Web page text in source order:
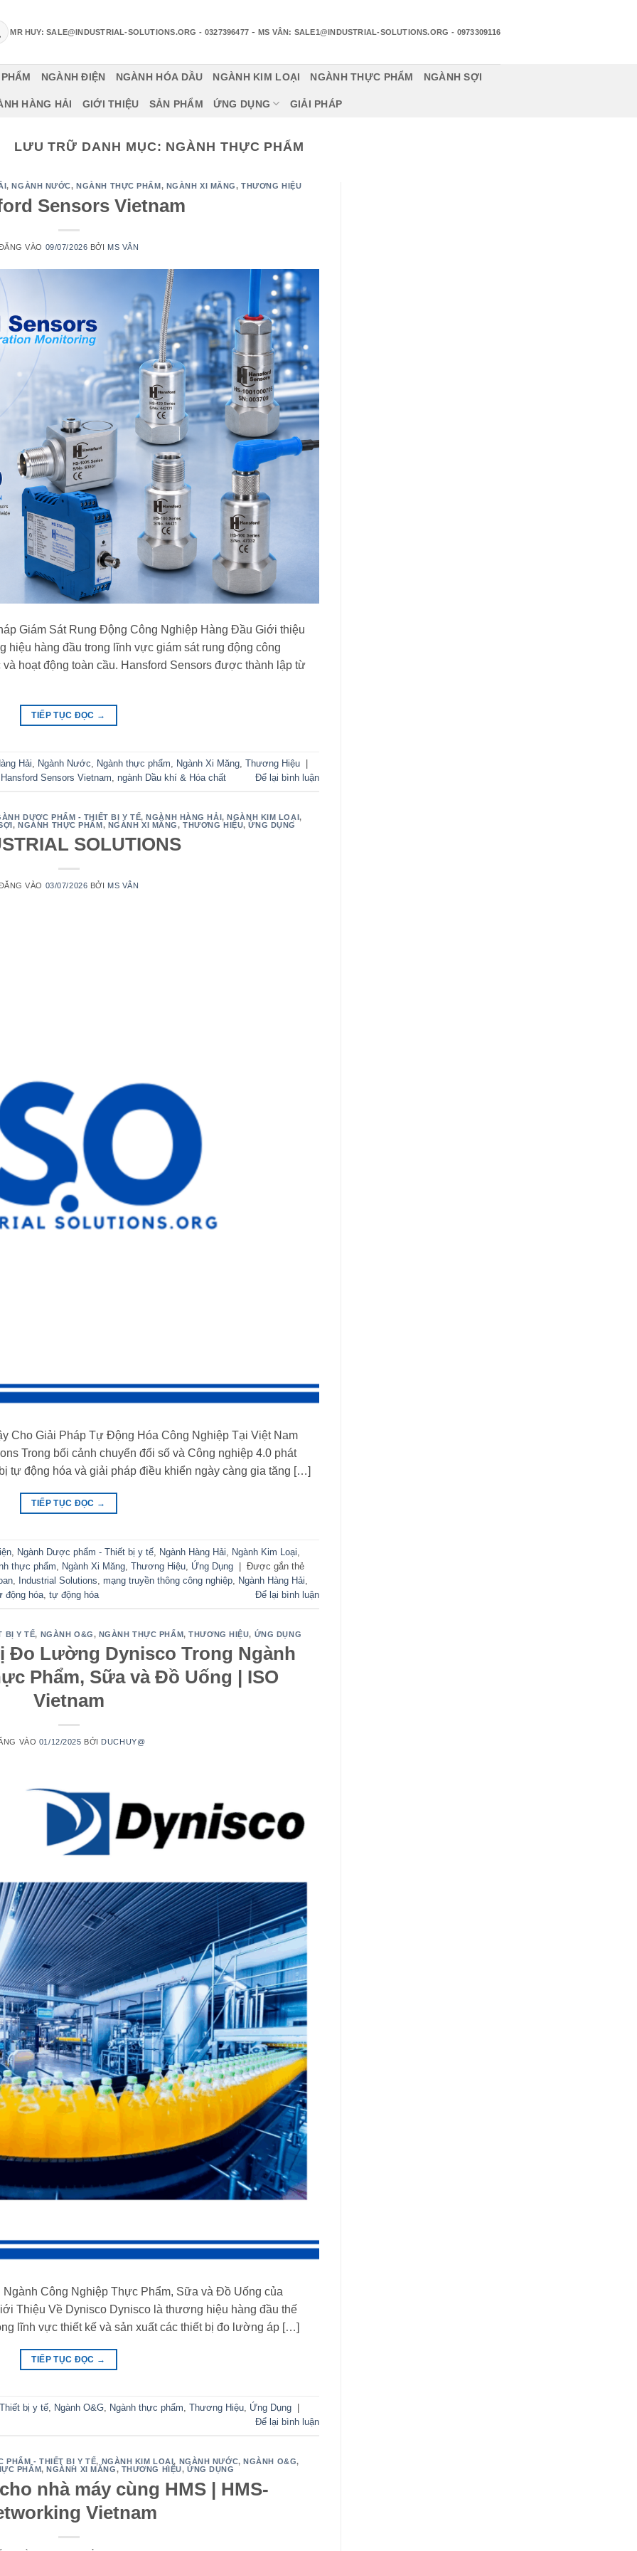
MR HUY: SALE@INDUSTRIAL-SOLUTIONS.ORG - 0327396477 -MS VÂN: SALE1@INDUSTRIAL-SOLUTIONS.ORG - 0973309116
NGÀNH ĐIỆN NGÀNH HÓA DẦU NGÀNH KIM LOẠI NGÀNH THỰC PHẨM NGÀNH SỢI
HÀNG HẢI GIỚI THIỆU SẢN PHẨM ỨNG DỤNG GIẢI PHÁP
LƯU TRỮ DANH MỤC: NGÀNH THỰC PHẨM
,NGÀNH NƯỚC,NGÀNH THỰC PHẨM, NGÀNH XI MĂNG,THƯƠNG HIỆU
Sensors Vietnam
VÀO 09/07/2026 BỞI MS VÂN
Giám Sát Rung Động Công Nghiệp Hàng Đầu Giới thiệu
hiệu hàng đầu trong lĩnh vực giám sát rung động công
hoạt động toàn cầu. Hansford Sensors được thành lập từ
TIẾP TỤC ĐỌC →
Hải, Ngành Nước, Ngành thực phẩm, Ngành Xi Măng, Thương Hiệu
Hansford Sensors Vietnam, ngành Dầu khí & Hóa chất Để lại bình luận
DƯỢC PHẨM - THIẾT BỊ Y TẾ,NGÀNH HÀNG HẢI,NGÀNH KIM LOẠI,
,NGÀNH THỰC PHẨM, NGÀNH XI MĂNG,THƯƠNG HIỆU,ỨNG DỤNG
SOLUTIONS
VÀO 03/07/2026 BỞI MS VÂN
Cho Giải Pháp Tự Động Hóa Công Nghiệp Tại Việt Nam
Trong bối cảnh chuyển đổi số và Công nghiệp 4.0 phát
tự động hóa và giải pháp điều khiển ngày càng gia tăng […]
TIẾP TỤC ĐỌC →
Ngành Dược phẩm - Thiết bị y tế Ngành Hàng Hải Ngành Kim Loại
thực phẩm
Ngành Xi Măng Thương Hiệu Ứng Dụng
Được gắn thẻ
Industrial Solutions mạng truyền thông công nghiệp Ngành Hàng Hải
động hóa tự động hóa Để lại bình luận
BỊ Y TẾ, NGÀNH O&G, NGÀNH THỰC PHẨM,THƯƠNG HIỆU, ỨNG DỤNG
Đo Lường Dynisco Trong Ngành
Phẩm, Sữa và Đồ Uống | ISO
Vietnam
VÀO 01/12/2025 BỞI DUCHUY@
Công Nghiệp Thực Phẩm, Sữa và Đồ Uống của
Thiệu Về Dynisco Dynisco là thương hiệu hàng đầu thế
lĩnh vực thiết kế và sản xuất các thiết bị đo lường áp […]
TIẾP TỤC ĐỌC →
bị y tế, Ngành O&G, Ngành thực phẩm, Thương Hiệu, Ứng Dụng
Để lại bình luận
PHẨM - THIẾT BỊ Y TẾ, NGÀNH KIM LOẠI, NGÀNH NƯỚC,NGÀNH O&G,
PHẨM,NGÀNH XI MĂNG, THƯƠNG HIỆU, ỨNG DỤNG
nhà máy cùng HMS | HMS-
Vietnam